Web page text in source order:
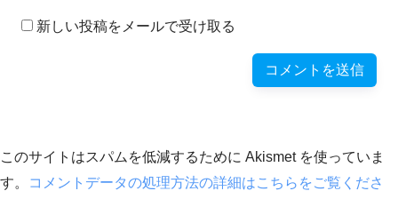
新しい投稿をメールで受け取る
このサイトはスパムを低減するために Akismet を使っていま
す。
コメントデータの処理方法の詳細はこちらをご覧くださ